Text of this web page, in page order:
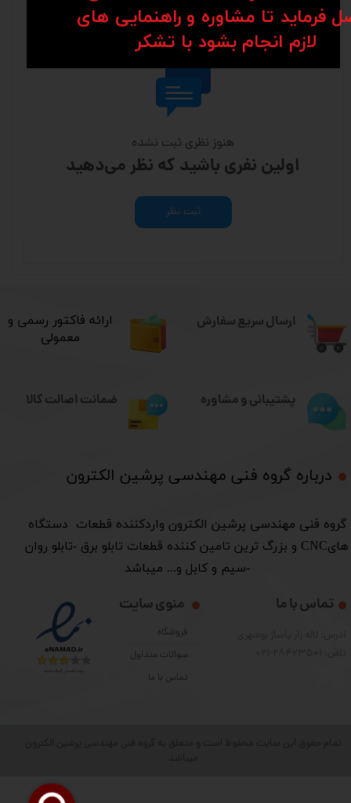
نظرات
هنوز نظری ثبت نشده
اولین نفری باشید که نظر می‌دهید
ثبت نظر
ارسال سریع سفارش
درباره گروه فنی مهندسی پرشین الکترون​​​​​​​
​گروه فنی مهندسی پرشین الکترون واردکننده قطعات دستگاه
هایCNC و بزرگ ترین تامین کننده قطعات تابلو برق -تابلو روان
-سیم و کابل و... میباشد
منوی سایت
فروشگاه
سوالات متداول
تماس با ما
تماس با ما
​ارائه فاکتور رسمی و
معمولی
پشتیبانی و مشاوره ضمانت اصالت کالا
فرماید تا مشاوره و راهنمایی های
​​​​​​​لازم انجام بشود با تشکر​​​​​​​